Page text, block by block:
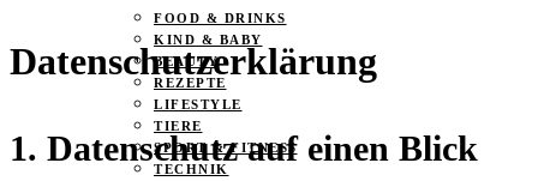
FOOD & DRINKS
KIND & BABY
BEAUTY
REZEPTE
LIFESTYLE
TIERE
SPORT & FITNESS
TECHNIK
Datenschutzerklärung
1. Datenschutz auf einen Blick